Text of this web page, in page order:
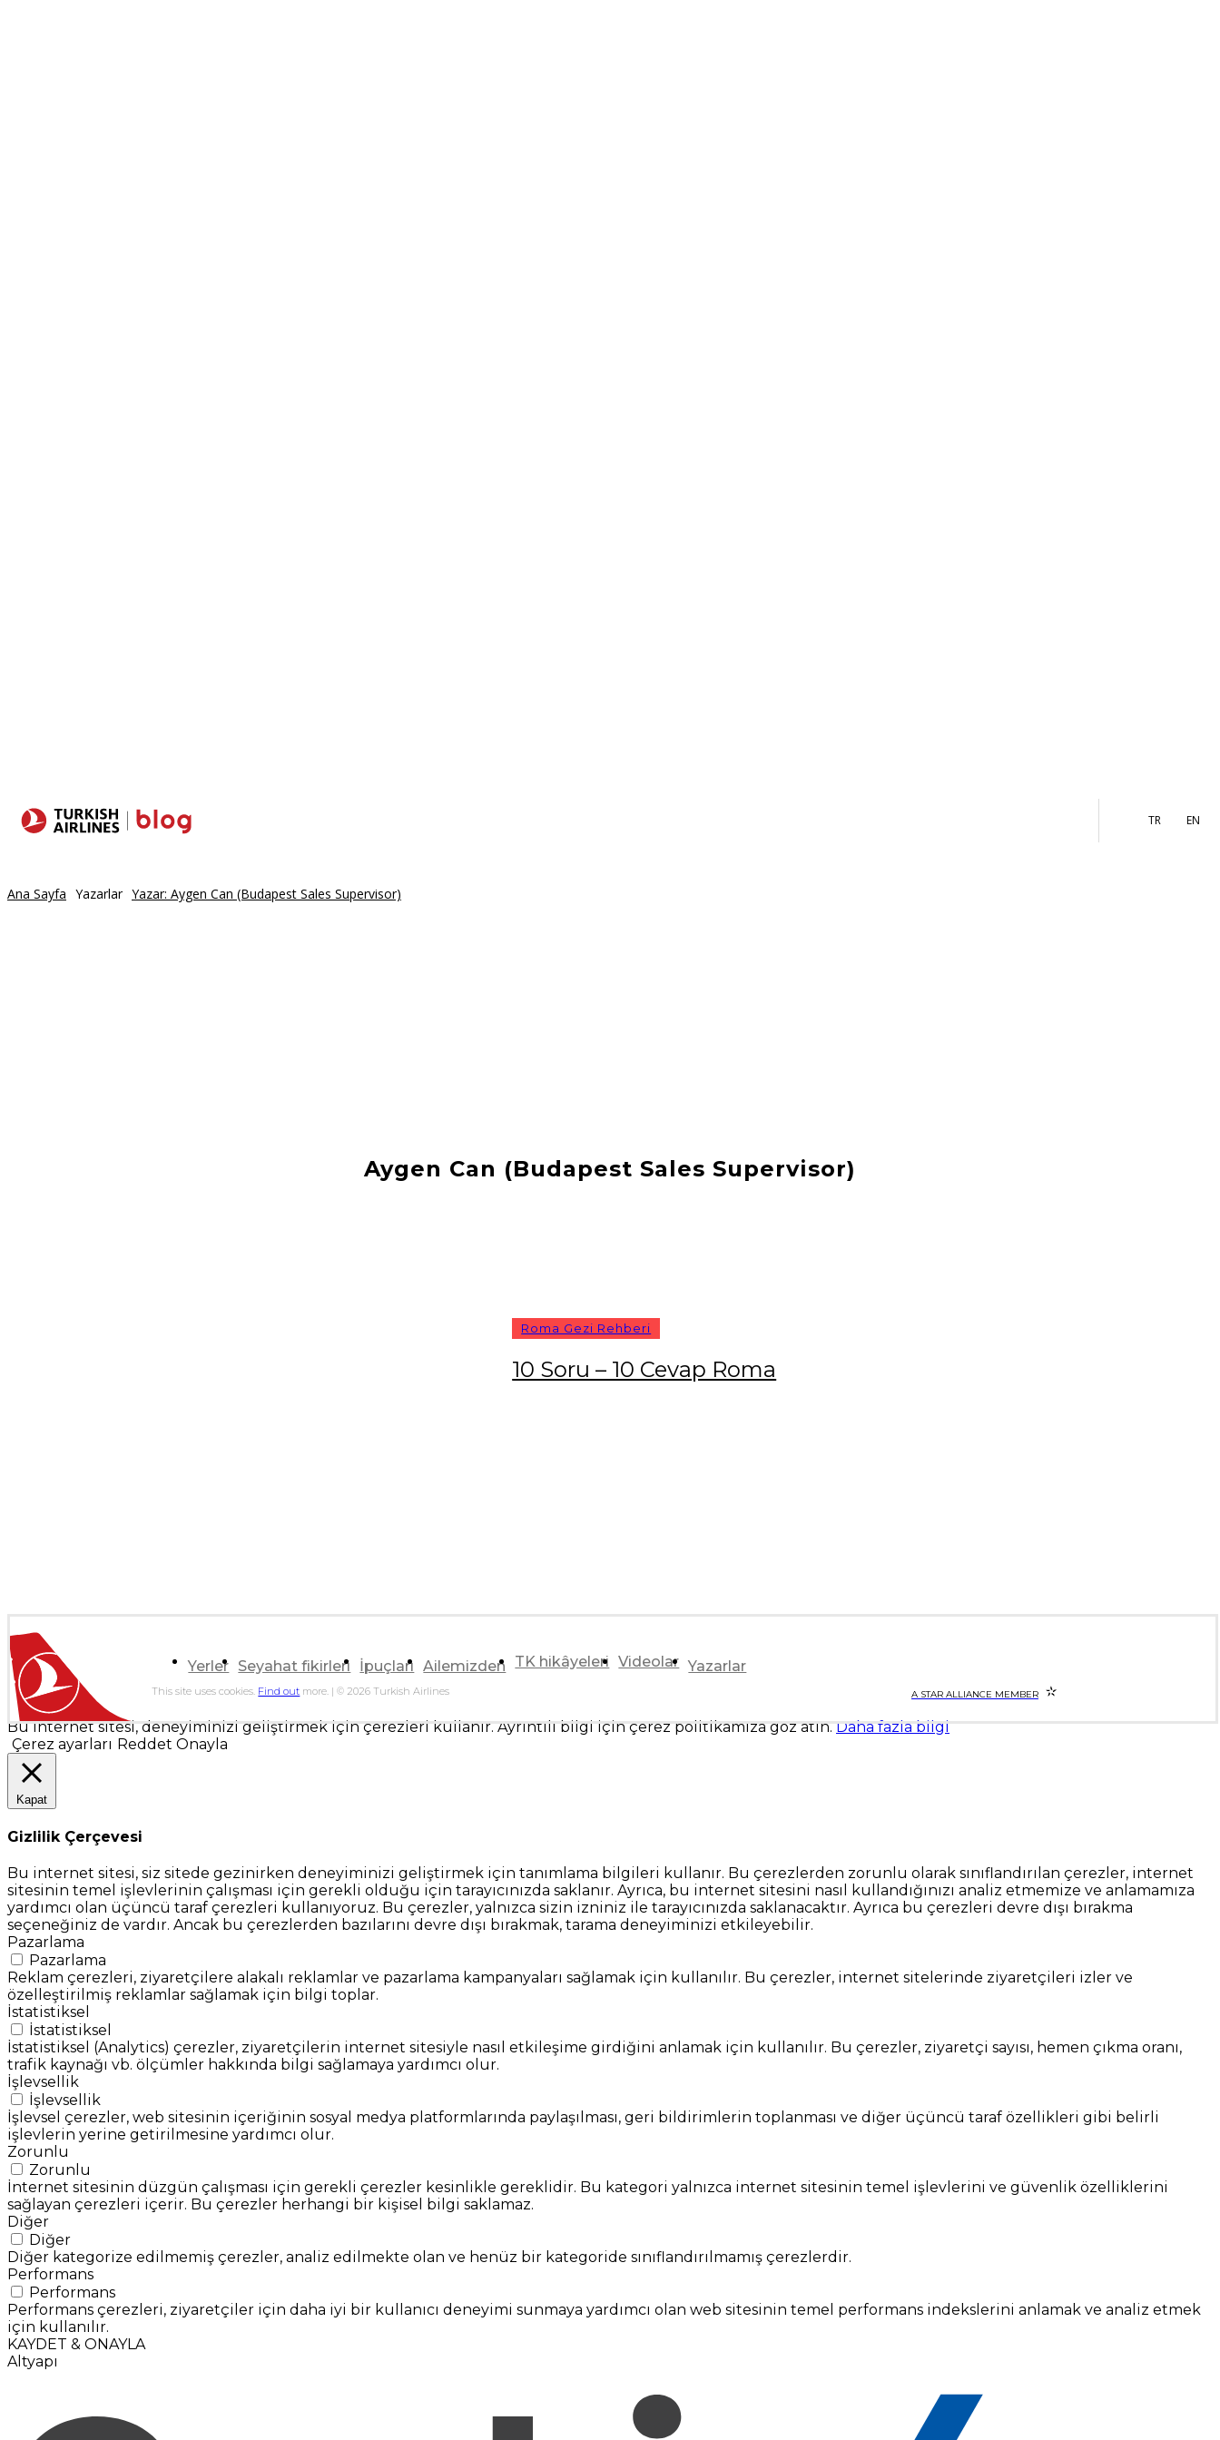
TR EN
Ana Sayfa Yazarlar Yazar: Aygen Can (Budapest Sales Supervisor)
Aygen Can (Budapest Sales Supervisor)
Roma Gezi Rehberi
10 Soru – 10 Cevap Roma
Yerler Seyahat fikirleri İpuçları Ailemizden TK hikâyeleri Videolar Yazarlar
This site uses cookies. Find out more. | © 2026 Turkish Airlines A STAR ALLIANCE MEMBER
Bu internet sitesi, deneyiminizi geliştirmek için çerezleri kullanır. Ayrıntılı bilgi için çerez politikamıza göz atın. Daha fazla bilgi
Çerez ayarları Reddet Onayla
Kapat
Gizlilik Çerçevesi
Bu internet sitesi, siz sitede gezinirken deneyiminizi geliştirmek için tanımlama bilgileri kullanır. Bu çerezlerden zorunlu olarak sınıflandırılan çerezler, internet
sitesinin temel işlevlerinin çalışması için gerekli olduğu için tarayıcınızda saklanır. Ayrıca, bu internet sitesini nasıl kullandığınızı analiz etmemize ve anlamamıza
yardımcı olan üçüncü taraf çerezleri kullanıyoruz. Bu çerezler, yalnızca sizin izniniz ile tarayıcınızda saklanacaktır. Ayrıca bu çerezleri devre dışı bırakma
seçeneğiniz de vardır. Ancak bu çerezlerden bazılarını devre dışı bırakmak, tarama deneyiminizi etkileyebilir.
Pazarlama
Pazarlama
Reklam çerezleri, ziyaretçilere alakalı reklamlar ve pazarlama kampanyaları sağlamak için kullanılır. Bu çerezler, internet sitelerinde ziyaretçileri izler ve
özelleştirilmiş reklamlar sağlamak için bilgi toplar.
İstatistiksel
İstatistiksel
İstatistiksel (Analytics) çerezler, ziyaretçilerin internet sitesiyle nasıl etkileşime girdiğini anlamak için kullanılır. Bu çerezler, ziyaretçi sayısı, hemen çıkma oranı,
trafik kaynağı vb. ölçümler hakkında bilgi sağlamaya yardımcı olur.
İşlevsellik
İşlevsellik
İşlevsel çerezler, web sitesinin içeriğinin sosyal medya platformlarında paylaşılması, geri bildirimlerin toplanması ve diğer üçüncü taraf özellikleri gibi belirli
işlevlerin yerine getirilmesine yardımcı olur.
Zorunlu
Zorunlu
İnternet sitesinin düzgün çalışması için gerekli çerezler kesinlikle gereklidir. Bu kategori yalnızca internet sitesinin temel işlevlerini ve güvenlik özelliklerini
sağlayan çerezleri içerir. Bu çerezler herhangi bir kişisel bilgi saklamaz.
Diğer
Diğer
Diğer kategorize edilmemiş çerezler, analiz edilmekte olan ve henüz bir kategoride sınıflandırılmamış çerezlerdir.
Performans
Performans
Performans çerezleri, ziyaretçiler için daha iyi bir kullanıcı deneyimi sunmaya yardımcı olan web sitesinin temel performans indekslerini anlamak ve analiz etmek
için kullanılır.
KAYDET & ONAYLA
Altyapı